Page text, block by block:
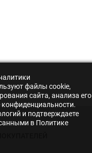
файлы cookie,
сайта, анализа его
конфиденциальности.
и подтверждаете
в Политике